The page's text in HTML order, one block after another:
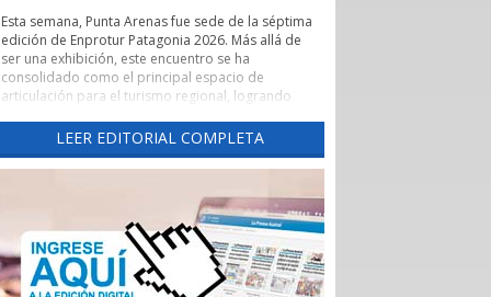
Esta semana, Punta Arenas fue sede de la séptima
edición de Enprotur Patagonia 2026. Más allá de
ser una exhibición, este encuentro se ha
consolidado como el principal espacio de
articulación para el turismo regional, logrando
un entorno de profesionalismo y colaboración.
Lo que realmente otorga un valor estratégico a
catalizador de vínculos comerciales. El evento ha
facilitado de manera excepcional el acceso directo
de hoteles, restaurantes y otros servicios turísticos
-el sector Horeca- a una red diversificada de
proveedores.
LEER EDITORIAL COMPLETA